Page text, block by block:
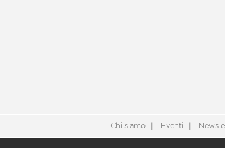
Chi siamo Eventi News